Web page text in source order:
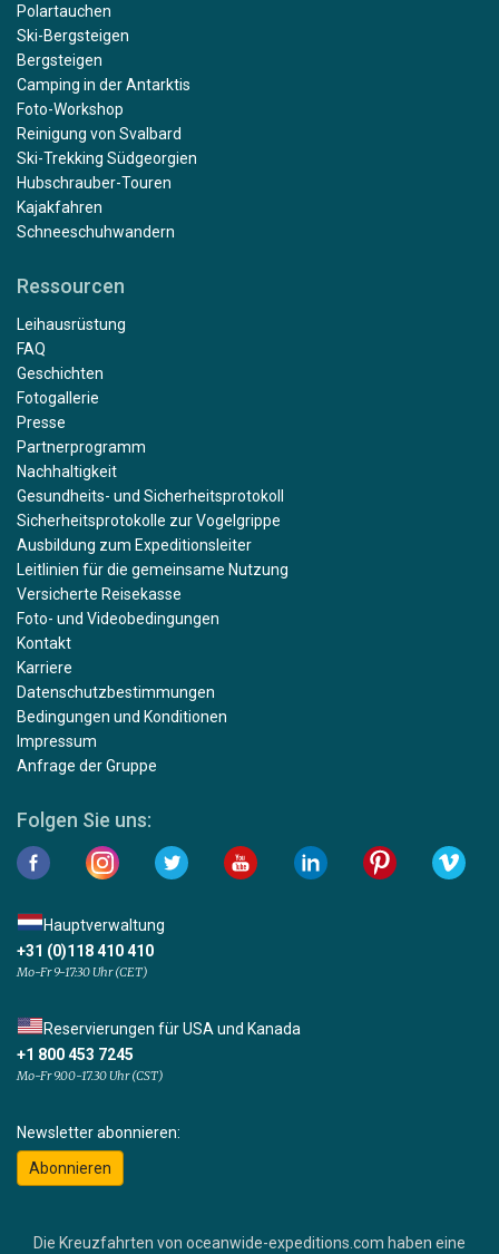
Polartauchen
Ski-Bergsteigen
Bergsteigen
Camping in der Antarktis
Foto-Workshop
Reinigung von Svalbard
Ski-Trekking Südgeorgien
Hubschrauber-Touren
Kajakfahren
Schneeschuhwandern
Ressourcen
Leihausrüstung
FAQ
Geschichten
Fotogallerie
Presse
Partnerprogramm
Nachhaltigkeit
Gesundheits- und Sicherheitsprotokoll
Sicherheitsprotokolle zur Vogelgrippe
Ausbildung zum Expeditionsleiter
Leitlinien für die gemeinsame Nutzung
Versicherte Reisekasse
Foto- und Videobedingungen
Kontakt
Karriere
Datenschutzbestimmungen
Bedingungen und Konditionen
Impressum
Anfrage der Gruppe
Folgen Sie uns:
Hauptverwaltung
+31 (0)118 410 410
Mo-Fr 9-17:30 Uhr (CET)
Reservierungen für USA und Kanada
+1 800 453 7245
Mo-Fr 9.00-17.30 Uhr (CST)
Newsletter abonnieren:
Abonnieren
Die Kreuzfahrten von oceanwide-expeditions.com haben eine